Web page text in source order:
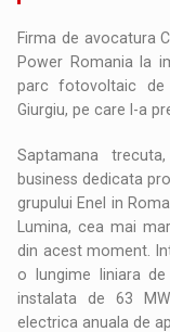
Firma de avocatura
Power Romania la
parc fotovoltaic de
Giurgiu, pe care l-a
Saptamana
business dedicata
grupului Enel in
Lumina, cea mai
din acest moment.
o lungime liniara
instalata de 63
electrica anuala de